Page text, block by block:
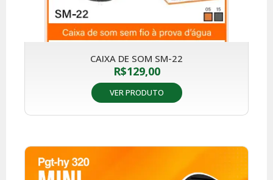
CAIXA DE SOM SM-22
R$129,00
VER PRODUTO